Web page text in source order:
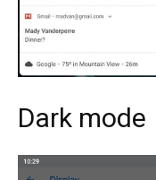
Dark mode